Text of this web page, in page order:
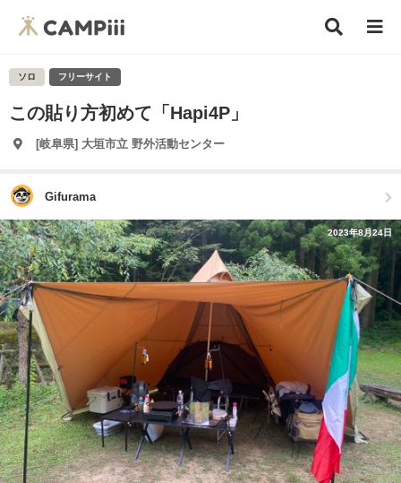
ソロ フリーサイト
この貼り方初めて「Hapi4P」
[岐阜県] 大垣市立 野外活動センター
Gifurama
2023年8月24日